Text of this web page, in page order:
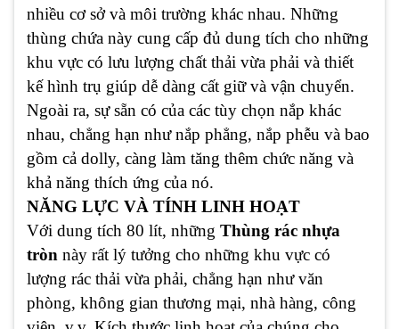
nhiều cơ sở và môi trường khác nhau. Những
thùng chứa này cung cấp đủ dung tích cho những
khu vực có lưu lượng chất thải vừa phải và thiết
kế hình trụ giúp dễ dàng cất giữ và vận chuyển.
Ngoài ra, sự sẵn có của các tùy chọn nắp khác
nhau, chẳng hạn như nắp phẳng, nắp phễu và bao
gồm cả dolly, càng làm tăng thêm chức năng và
khả năng thích ứng của nó.
NĂNG LỰC VÀ TÍNH LINH HOẠT
Với dung tích 80 lít, những Thùng rác nhựa
tròn này rất lý tưởng cho những khu vực có
lượng rác thải vừa phải, chẳng hạn như văn
phòng, không gian thương mại, nhà hàng, công